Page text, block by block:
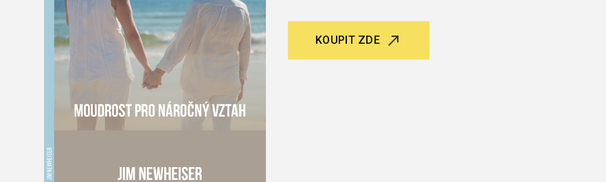
KOUPIT ZDE